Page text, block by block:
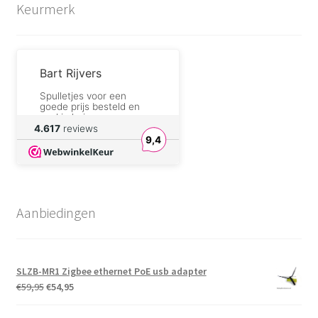
Keurmerk
Bart Rijvers
Spulletjes voor een
goede prijs besteld en
snel in huis
willy serneels
I will definitely buy
André Sengers
4.617 reviews
9,4
Aanbiedingen
SLZB-MR1 Zigbee ethernet PoE usb adapter
€59,95Oorspronkelijke
€54,95Huidige